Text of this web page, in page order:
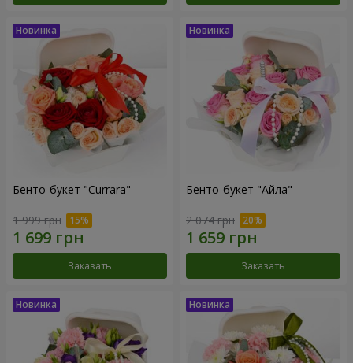
Бенто-букет "Currara"
1 999 грн
Заказать
Бенто-букет "Айла"
2 074 грн
Заказать